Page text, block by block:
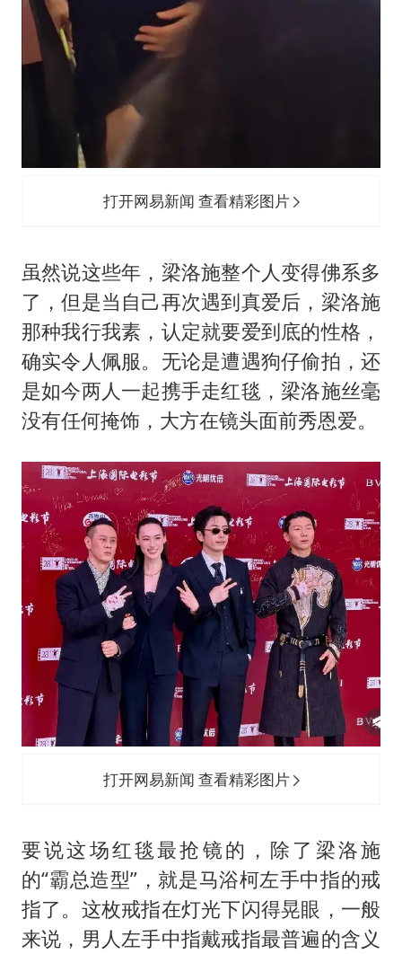
打开网易新闻 查看精彩图片
虽然说这些年，梁洛施整个人变得佛系多
了，但是当自己再次遇到真爱后，梁洛施
那种我行我素，认定就要爱到底的性格，
确实令人佩服。无论是遭遇狗仔偷拍，还
是如今两人一起携手走红毯，梁洛施丝毫
没有任何掩饰，大方在镜头面前秀恩爱。
打开网易新闻 查看精彩图片
要说这场红毯最抢镜的，除了梁洛施
的“霸总造型”，就是马浴柯左手中指的戒
指了。这枚戒指在灯光下闪得晃眼，一般
来说，男人左手中指戴戒指最普遍的含义